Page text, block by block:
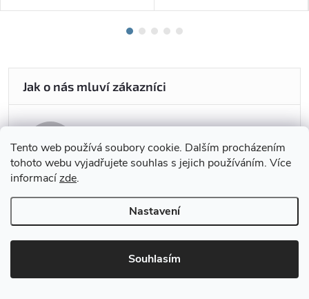
Tento web používá soubory cookie. Dalším procházením
tohoto webu vyjadřujete souhlas s jejich používáním. Více
informacízde.
Nastavení
Souhlasím
25.5.2026
Vše v pořádku.
24.5.2026